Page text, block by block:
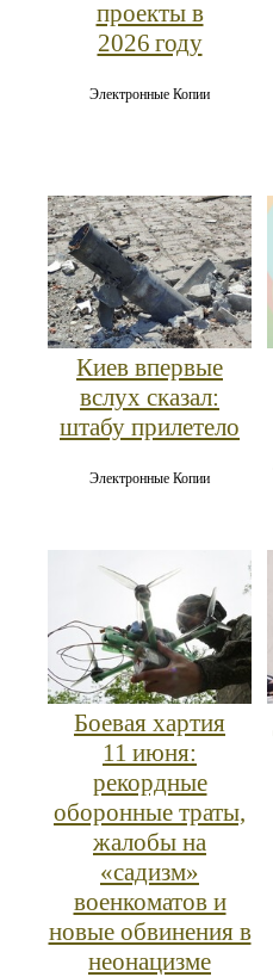
проекты в
2026 году
Электронные Копии
Киев впервые
вслух сказал:
штабу прилетело
Электронные Копии
Боевая хартия
11 июня:
рекордные
оборонные траты,
жалобы на
«садизм»
военкоматов и
новые обвинения в
неонацизме